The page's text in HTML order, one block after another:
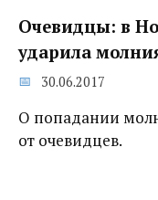
Очевидцы: в
ударила
30.06.2017
О попадании
от очевидцев.